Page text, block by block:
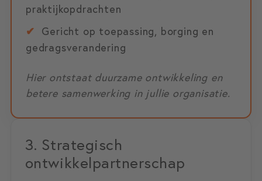
praktijkopdrachten
✔ Gericht op toepassing, borging en
gedragsverandering
Hier ontstaat duurzame ontwikkeling en
betere samenwerking in jullie organisatie.
3. Strategisch
ontwikkelpartnerschap